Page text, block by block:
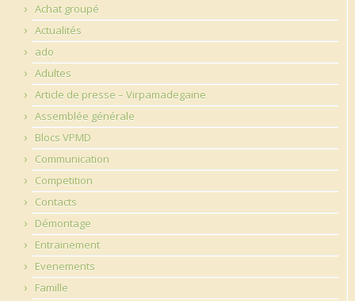
Achat groupé
Actualités
ado
Adultes
Article de presse – Virpamadegaine
Assemblée générale
Blocs VPMD
Communication
Competition
Contacts
Démontage
Entrainement
Evenements
Famille